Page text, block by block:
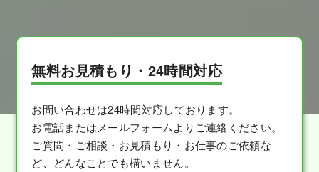
無料お見積もり・24時間対応
お問い合わせは24時間対応しております。
お電話またはメールフォームよりご連絡ください。
ご質問・ご相談・お見積もり・お仕事のご依頼な
ど、どんなことでも構いません。